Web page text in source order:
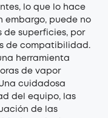
lo que lo hace
embargo, puede no
de superficies, por
de compatibilidad.
herramienta
de vapor
cuidadosa
del equipo, las
de las